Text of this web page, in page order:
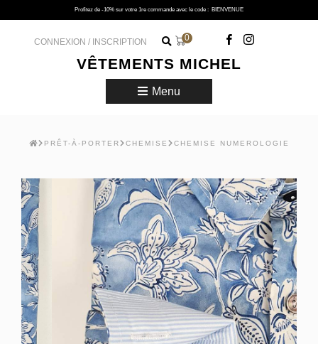
Profitez de -10% sur votre 1re commande avec le code : BIENVENUE
VÊTEMENTS MICHEL
CONNEXION / INSCRIPTION 0
Menu
PRÊT-À-PORTER CHEMISE CHEMISE NUMEROLOGIE